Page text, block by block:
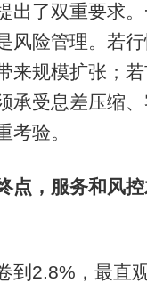
出了双重要求
风险管理。若
来规模扩张；
承受息差压缩
考验。
点，服务和风
2.8%，最直